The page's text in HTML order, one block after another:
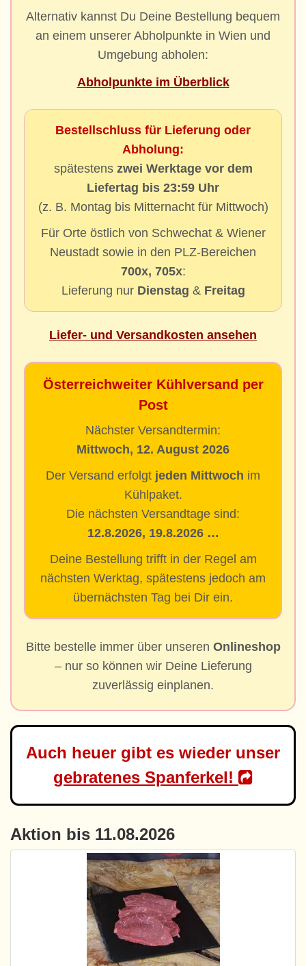
Alternativ kannst Du Deine Bestellung bequem
an einem unserer Abholpunkte in Wien und
Umgebung abholen:
Abholpunkte im Überblick
Bestellschluss für Lieferung oder
Abholung:
spätestens zwei Werktage vor dem
Liefertag bis 23:59 Uhr
(z. B. Montag bis Mitternacht für Mittwoch)
Für Orte östlich von Schwechat & Wiener
Neustadt sowie in den PLZ-Bereichen
700x, 705x:
Lieferung nur Dienstag & Freitag
Liefer- und Versandkosten ansehen
Österreichweiter Kühlversand per
Post
Nächster Versandtermin:
Mittwoch, 12. August 2026
Der Versand erfolgt jeden Mittwoch im
Kühlpaket.
Die nächsten Versandtage sind:
12.8.2026, 19.8.2026 …
Deine Bestellung trifft in der Regel am
nächsten Werktag, spätestens jedoch am
übernächsten Tag bei Dir ein.
Bitte bestelle immer über unseren Onlineshop
– nur so können wir Deine Lieferung
zuverlässig einplanen.
Auch heuer gibt es wieder unser
gebratenes Spanferkel!
Aktion bis 11.08.2026